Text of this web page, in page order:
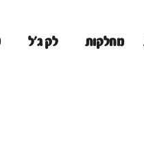
לק ג'ל מחלקות